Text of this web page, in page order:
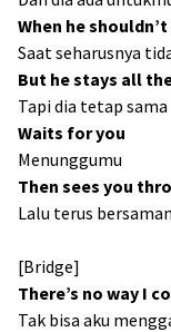
When he shouldn’t
Saat seharusnya
But he stays all
Tapi dia tetap sama
Waits for you
Menunggumu
Then sees you
Lalu terus
[Bridge]
There’s no way I
Tak bisa aku